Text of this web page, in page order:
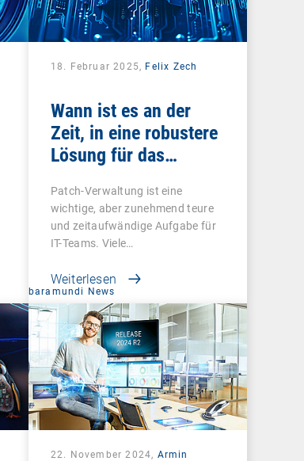
18. Februar 2025, Felix Zech
Wann ist es an der
Zeit, in eine robustere
Lösung für das
Patch-Management zu
investieren?
Patch-Verwaltung ist eine
wichtige, aber zunehmend teure
und zeitaufwändige Aufgabe für
IT-Teams. Viele…
Weiterlesen
baramundi News
22. November 2024, Armin